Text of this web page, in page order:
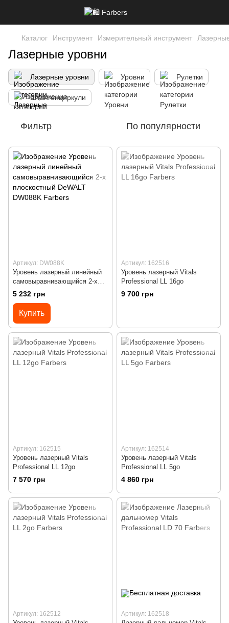
Каталог Инструмент Измерительный инструмент
Лазерные уровни
Лазерные уровни Уровни Рулетки
Штангенциркули
Фильтр По популярности
Артикул: DW088K
Уровень лазерный линейный
самовыравнивающийся 2-х
плоскостный DeWALT
DW088K
5 232 грн
Купить
Артикул: 162516
Уровень лазерный Vitals
Professional LL 16go
9 700 грн
Артикул: 162515
Уровень лазерный Vitals
Professional LL 12go
7 570 грн
Артикул: 162514
Уровень лазерный Vitals
Professional LL 5go
4 860 грн
Артикул: 162512 Артикул: 162518